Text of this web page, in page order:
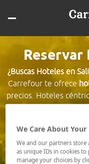
Reservar
¿Buscas Hoteles en
Carrefour te ofrece
precios. Hoteles
que busques
Destino *
Fechas *
We Care About Your
We and our partners store
as unique IDs in cookies to
manage your choices by